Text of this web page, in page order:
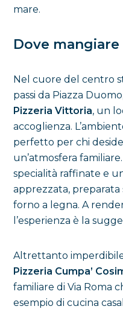
mare.
Dove mangiare
Nel cuore del centro
passi da Piazza
Pizzeria Vittoria, un
accoglienza.
perfetto per chi
un’atmosfera
specialità raffinate e
apprezzata, preparata
forno a legna. A
l’esperienza è la
Altrettanto
Pizzeria Cumpa’
familiare di Via Roma
esempio di cucina